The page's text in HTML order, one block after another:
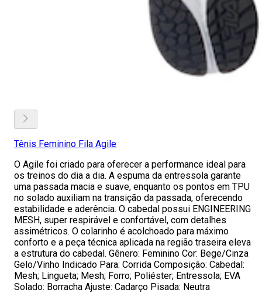
Tênis Feminino Fila Agile
O Agile foi criado para oferecer a performance ideal para
os treinos do dia a dia. A espuma da entressola garante
uma passada macia e suave, enquanto os pontos em TPU
no solado auxiliam na transição da passada, oferecendo
estabilidade e aderência. O cabedal possui ENGINEERING
MESH, super respirável e confortável, com detalhes
assimétricos. O colarinho é acolchoado para máximo
conforto e a peça técnica aplicada na região traseira eleva
a estrutura do cabedal. Gênero: Feminino Cor: Bege/Cinza
Gelo/Vinho Indicado Para: Corrida Composição: Cabedal:
Mesh; Lingueta; Mesh; Forro; Poliéster; Entressola; EVA
Solado: Borracha Ajuste: Cadarço Pisada: Neutra